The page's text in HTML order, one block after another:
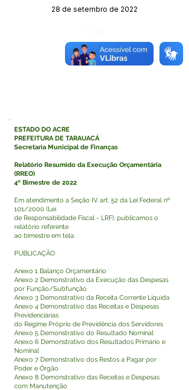
28 de setembro de 2022
ESTADO DO ACRE
PREFEITURA DE TARAUACÁ
Secretaria Municipal de Finanças
Relatório Resumido da Execução Orçamentária
(RREO)
4º Bimestre de 2022
Em atendimento a Seção IV, art. 52 da Lei Federal nº
101/2000 (Lei
de Responsabilidade Fiscal - LRF), publicamos o
relatório referente
ao bimestre em tela.
PUBLICAÇÃO
Anexo 1 Balanço Orçamentário
Anexo 2 Demonstrativo da Execução das Despesas
por Função/Subfunção
Anexo 3 Demonstrativo da Receita Corrente Líquida
Anexo 4 Demonstrativo das Receitas e Despesas
Previdenciárias
do Regime Próprio de Previdência dos Servidores
Anexo 5 Demonstrativo do Resultado Nominal
Anexo 6 Demonstrativo dos Resultados Primário e
Nominal
Anexo 7 Demonstrativo dos Restos a Pagar por
Poder e Órgão
Anexo 8 Demonstrativo das Receitas e Despesas
com Manutenção